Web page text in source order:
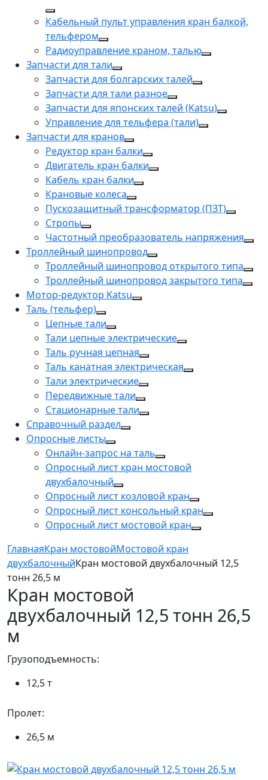
Кабельный пульт управления кран балкой,
тельфером
Радиоуправление краном, талью
Запчасти для тали
Запчасти для болгарских талей
Запчасти для тали разное
Запчасти для японских талей (Katsu)
Управление для тельфера (тали)
Запчасти для кранов
Редуктор кран балки
Двигатель кран балки
Кабель кран балки
Крановые колеса
Пускозащитный трансформатор (ПЗТ)
Стропы
Частотный преобразователь напряжения
Троллейный шинопровод
Троллейный шинопровод открытого типа
Троллейный шинопровод закрытого типа
Мотор-редуктор Katsu
Таль (тельфер)
Цепные тали
Тали цепные электрические
Таль ручная цепная
Таль канатная электрическая
Тали электрические
Передвижные тали
Стационарные тали
Справочный раздел
Опросные листы
Онлайн-запрос на таль
Опросный лист кран мостовой
двухбалочный
Опросный лист козловой кран
Опросный лист консольный кран
Опросный лист мостовой кран
ГлавнаяКран мостовойМостовой кран
двухбалочныйКран мостовой двухбалочный 12,5
тонн 26,5 м
Кран мостовой
двухбалочный 12,5 тонн 26,5
м
Грузоподъемность:
12,5 т
Пролет:
26,5 м